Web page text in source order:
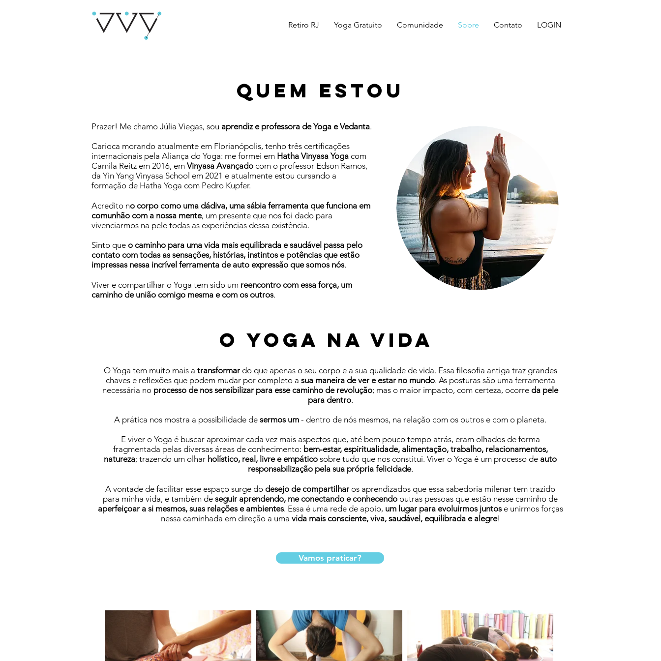
Retiro RJ Yoga Gratuito Comunidade Sobre Contato LOGIN
quem estou
Prazer! Me chamo Júlia Viegas, sou aprendiz e professora de Yoga e Vedanta.
Carioca morando atualmente em Florianópolis, tenho três certificações
internacionais pela Aliança do Yoga: me formei em Hatha Vinyasa Yoga com
Camila Reitz em 2016, em Vinyasa Avançado com o professor Edson Ramos,
da Yin Yang Vinyasa School em 2021 e atualmente estou cursando a
formação de Hatha Yoga com Pedro Kupfer.
Acredito no corpo como uma dádiva, uma sábia ferramenta que funciona em
comunhão com a nossa mente, um presente que nos foi dado para
vivenciarmos na pele todas as experiências dessa existência.
Sinto que o caminho para uma vida mais equilibrada e saudável passa pelo
contato com todas as sensações, histórias, instintos e potências que estão
impressas nessa incrível ferramenta de auto expressão que somos nós.
Viver e compartilhar o Yoga tem sido um reencontro com essa força, um
caminho de união comigo mesma e com os outros.
o yoga na vida
O Yoga tem muito mais a transformardo que apenas o seu corpo e a sua qualidade de vida. Essa filosofia antiga traz grandes
chaves e reflexões que podem mudar por completo a sua maneira de ver e estar no mundo. As posturas são uma ferramenta
necessária no processo de nos sensibilizar para esse caminho de revolução; mas o maior impacto, com certeza, ocorre da pele
para dentro.
A prática nos mostra a possibilidade de sermos um - dentro de nós mesmos, na relação com os outros e com o planeta.
E viver o Yoga é buscar aproximar cada vez mais aspectos que, até bem pouco tempo atrás, eram olhados de forma
fragmentada pelas diversas áreas de conhecimento: bem-estar, espiritualidade, alimentação, trabalho, relacionamentos,
natureza; trazendo um olhar holístico, real, livre e empático sobre tudo que nos constitui. Viver o Yoga é um processo de auto
responsabilização pela sua própria felicidade.
A vontade de facilitar esse espaço surge do desejo de compartilhar os aprendizados que essa sabedoria milenar tem trazido
para minha vida, e também de seguir aprendendo, me conectando e conhecendo outras pessoas que estão nesse caminho de
aperfeiçoar a si mesmos, suas relações e ambientes. Essa é uma rede de apoio, um lugar para evoluirmos juntose unirmos forças
nessa caminhada em direção a uma vida mais consciente, viva, saudável, equilibrada e alegre!
Vamos praticar?